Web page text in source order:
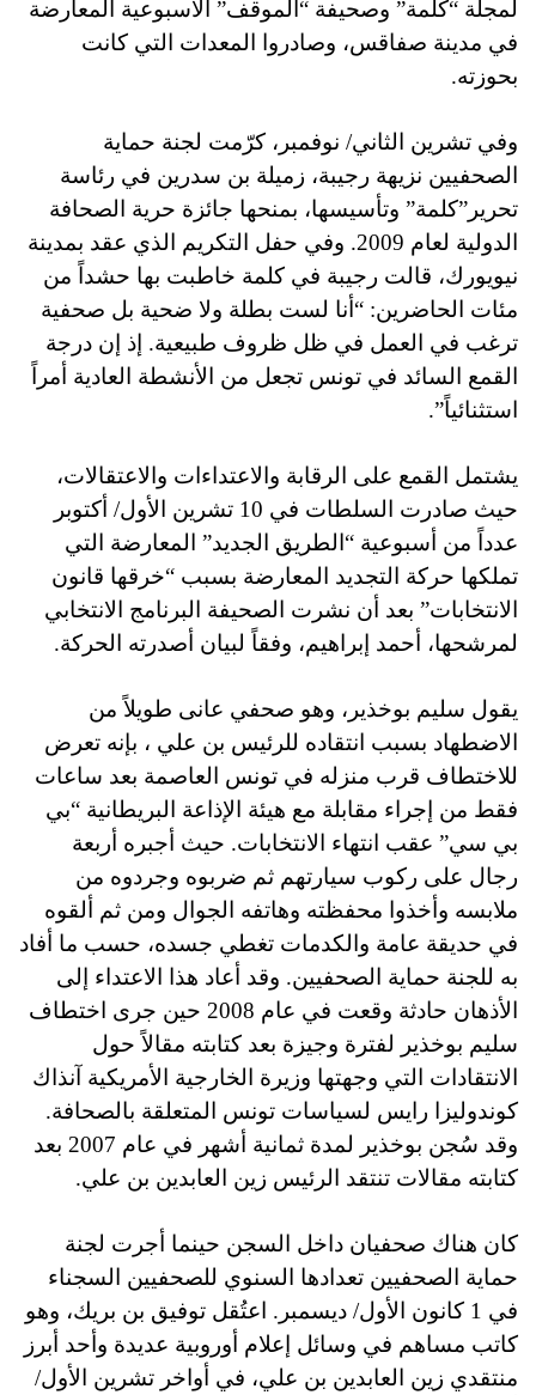
لمجلة “كلمة” وصحيفة “الموقف” الأسبوعية المعارضة
في مدينة صفاقس، وصادروا المعدات التي كانت
بحوزته.
وفي تشرين الثاني/ نوفمبر، كرّمت لجنة حماية
الصحفيين نزيهة رجيبة، زميلة بن سدرين في رئاسة
تحرير”كلمة” وتأسيسها، بمنحها جائزة حرية الصحافة
الدولية لعام 2009. وفي حفل التكريم الذي عقد بمدينة
نيويورك، قالت رجيبة في كلمة خاطبت بها حشداً من
مئات الحاضرين: “أنا لست بطلة ولا ضحية بل صحفية
ترغب في العمل في ظل ظروف طبيعية. إذ إن درجة
القمع السائد في تونس تجعل من الأنشطة العادية أمراً
استثنائياً”.
يشتمل القمع على الرقابة والاعتداءات والاعتقالات،
حيث صادرت السلطات في 10 تشرين الأول/ أكتوبر
عدداً من أسبوعية “الطريق الجديد” المعارضة التي
تملكها حركة التجديد المعارضة بسبب “خرقها قانون
الانتخابات” بعد أن نشرت الصحيفة البرنامج الانتخابي
لمرشحها، أحمد إبراهيم، وفقاً لبيان أصدرته الحركة.
يقول سليم بوخذير، وهو صحفي عانى طويلاً من
الاضطهاد بسبب انتقاده للرئيس بن علي ، بإنه تعرض
للاختطاف قرب منزله في تونس العاصمة بعد ساعات
فقط من إجراء مقابلة مع هيئة الإذاعة البريطانية “بي
بي سي” عقب انتهاء الانتخابات. حيث أجبره أربعة
رجال على ركوب سيارتهم ثم ضربوه وجردوه من
ملابسه وأخذوا محفظته وهاتفه الجوال ومن ثم ألقوه
في حديقة عامة والكدمات تغطي جسده، حسب ما أفاد
به للجنة حماية الصحفيين. وقد أعاد هذا الاعتداء إلى
الأذهان حادثة وقعت في عام 2008 حين جرى اختطاف
سليم بوخذير لفترة وجيزة بعد كتابته مقالاً حول
الانتقادات التي وجهتها وزيرة الخارجية الأمريكية آنذاك
كوندوليزا رايس لسياسات تونس المتعلقة بالصحافة.
وقد سُجن بوخذير لمدة ثمانية أشهر في عام 2007 بعد
كتابته مقالات تنتقد الرئيس زين العابدين بن علي.
كان هناك صحفيان داخل السجن حينما أجرت لجنة
حماية الصحفيين تعدادها السنوي للصحفيين السجناء
في 1 كانون الأول/ ديسمبر. اعتُقل توفيق بن بريك، وهو
كاتب مساهم في وسائل إعلام أوروبية عديدة وأحد أبرز
منتقدي زين العابدين بن علي، في أواخر تشرين الأول/